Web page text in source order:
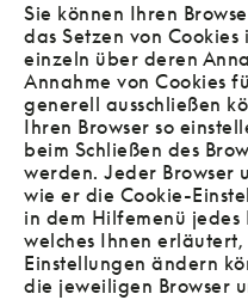
Sie können Ihren
das Setzen von
einzeln über deren
Annahme von Cookies
generell ausschließen
Ihren Browser so
beim Schließen des
werden. Jeder Browser
wie er die Cookie-
in dem Hilfemenü jedes
welches Ihnen
Einstellungen ändern
die jeweiligen Browser